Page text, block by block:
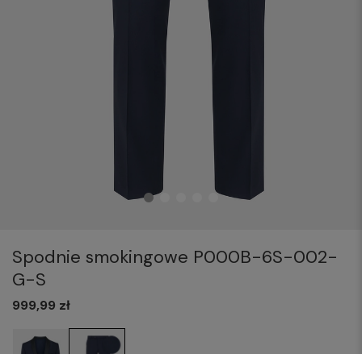
Spodnie smokingowe P000B-6S-002-
G-S
999,99 zł